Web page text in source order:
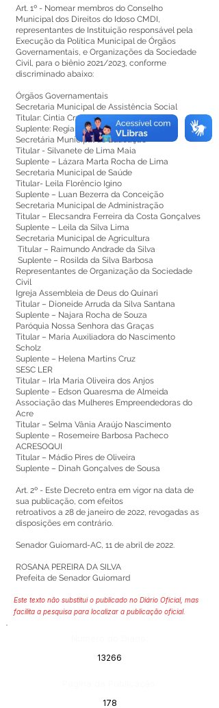
Art. 1º - Nomear membros do Conselho
Municipal dos Direitos do Idoso CMDI,
representantes de Instituição responsável pela
Execução da Política Municipal de Órgãos
Governamentais, e Organizações da Sociedade
Civil, para o biênio 2021/2023, conforme
discriminado abaixo:
Órgãos Governamentais
Secretaria Municipal de Assistência Social
Titular: Cintia Cruz da Silva
Suplente: Regiane Castro Andrade
Secretária Municipal de Educação
Titular - Silvanete de Lima Maia
Suplente – Lázara Marta Rocha de Lima
Secretaria Municipal de Saúde
Titular- Leila Florêncio Igino
Suplente – Luan Bezerra da Conceição
Secretaria Municipal de Administração
Titular – Elecsandra Ferreira da Costa Gonçalves
Suplente – Leila da Silva Lima
Secretaria Municipal de Agricultura
Titular – Raimundo Andrade da Silva
Suplente – Rosilda da Silva Barbosa
Representantes de Organização da Sociedade
Civil
Igreja Assembleia de Deus do Quinari
Titular – Dioneide Arruda da Silva Santana
Suplente – Najara Rocha de Souza
Paróquia Nossa Senhora das Graças
Titular – Maria Auxiliadora do Nascimento
Scholz
Suplente – Helena Martins Cruz
SESC LER
Titular – Irla Maria Oliveira dos Anjos
Suplente – Edson Quaresma de Almeida
Associação das Mulheres Empreendedoras do
Acre
Titular – Selma Vânia Araújo Nascimento
Suplente – Rosemeire Barbosa Pacheco
ACRESOQUI
Titular – Mádio Pires de Oliveira
Suplente – Dinah Gonçalves de Sousa
Art. 2º - Este Decreto entra em vigor na data de
sua publicação, com efeitos
retroativos a 28 de janeiro de 2022, revogadas as
disposições em contrário.
Senador Guiomard-AC, 11 de abril de 2022.
ROSANA PEREIRA DA SILVA
Prefeita de Senador Guiomard
Este texto não substitui o publicado no Diário Oficial, mas
facilita a pesquisa para localizar a publicação oficial.
13266
178